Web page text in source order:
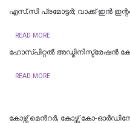
എസ്.സി പ്രമോട്ടര്‍; വാക്ക് ഇന്‍
READ MORE
ഹോസ്പിറ്റൽ അഡ്മിനിസ്ട്രേഷൻ
READ MORE
കോഴ്സ് മെന്‍റര്‍, കോഴ്സ് കോ-